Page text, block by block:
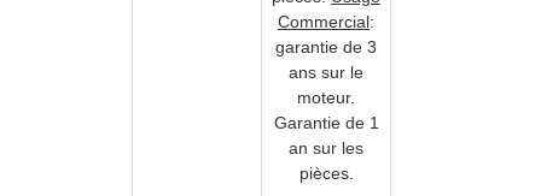
Commercial:
garantie de 3
ans sur le
moteur.
Garantie de 1
an sur les
pièces.